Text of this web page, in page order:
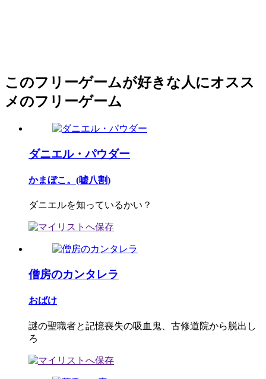
このフリーゲームが好きな人にオスス
メのフリーゲーム
ダニエル・パウダー
かまぼこ。(嘘八割)
ダニエルを知っているかい？
僧房のカンタレラ
おばけ
謎の聖職者と記憶喪失の吸血鬼、古修道院から脱出し
ろ